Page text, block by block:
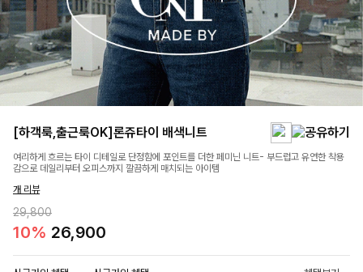
[하객룩,출근룩OK]론쥬타이 배색니트
여리하게 흐르는 타이 디테일로 단정함에 포인트를 더한 페미닌 니트- 부드럽고 유연한 착용
감으로 데일리부터 오피스까지 깔끔하게 매치되는 아이템
개 리뷰
29,800
10% 26,900